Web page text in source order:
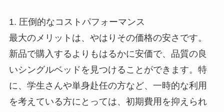
1. 圧倒的なコストパフォーマンス
最大のメリットは、やはりその価格の安さです。
新品で購入するよりもはるかに安価で、品質の良
いシングルベッドを見つけることができます。特
に、学生さんや単身赴任の方など、一時的な利用
を考えている方にとっては、初期費用を抑えられ